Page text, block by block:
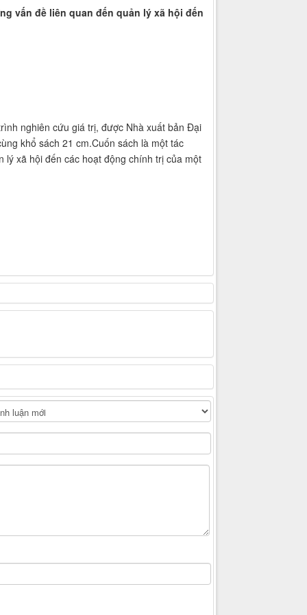
vấn đề liên quan đến quản lý xã hội đến
nghiên cứu giá trị, được Nhà xuất bản Đại
khổ sách 21 cm.Cuốn sách là một tác
xã hội đến các hoạt động chính trị của một